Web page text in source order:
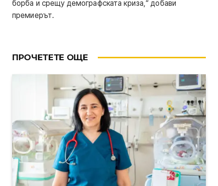
борба и срещу демографската криза,“ добави
премиерът.
ПРОЧЕТЕТЕ ОЩЕ